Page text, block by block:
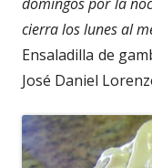
cierra los lunes al
Ensaladilla de
José Daniel